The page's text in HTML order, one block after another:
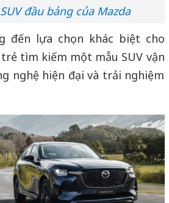
đầu bảng của Mazda
đến lựa chọn khác biệt cho
tìm kiếm một mẫu SUV vận
nghệ hiện đại và trải nghiệm